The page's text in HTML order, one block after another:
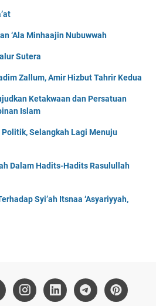
‘Ala Minhaajin Nubuwwah
Sutera
Zallum, Amir Hizbut Tahrir Kedua
Ketakwaan dan Persatuan
Islam
Selangkah Lagi Menuju
Dalam Hadits-Hadits Rasulullah
Syi’ah Itsnaa ‘Asyariyyah,